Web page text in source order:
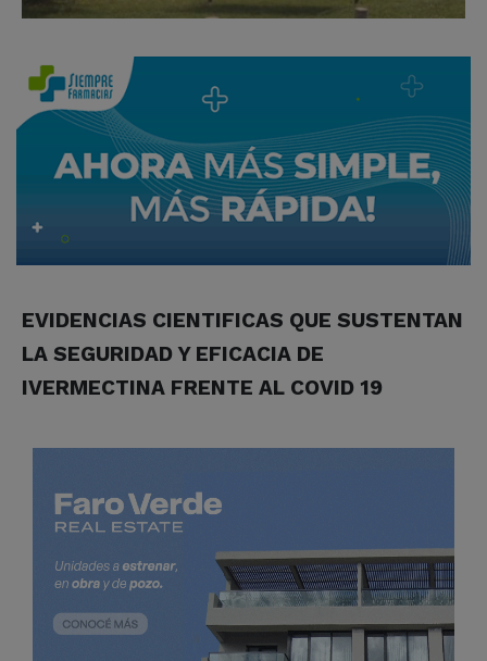
EVIDENCIAS CIENTIFICAS QUE SUSTENTAN
LA SEGURIDAD Y EFICACIA DE
IVERMECTINA FRENTE AL COVID 19